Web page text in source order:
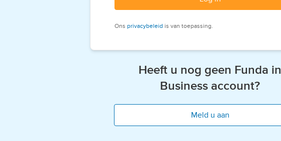
Ons privacybeleid is van toepassing.
Heeft u nog geen Funda in
Business account?
Meld u aan